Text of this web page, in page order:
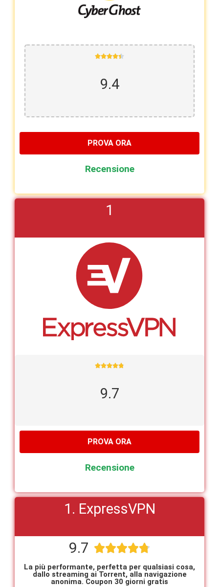

9.4
PROVA ORA
Recensione
1

9.7
PROVA ORA
Recensione
1. ExpressVPN
9.7 
La più performante, perfetta per qualsiasi cosa,
dallo streaming ai Torrent, alla navigazione
anonima. Coupon 30 giorni gratis